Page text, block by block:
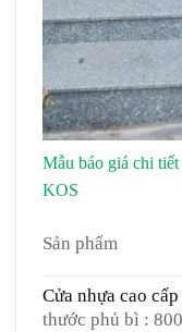
Mẫu báo giá chi
KOS
Sản phẩm
Cửa nhựa cao
thước phủ bì :